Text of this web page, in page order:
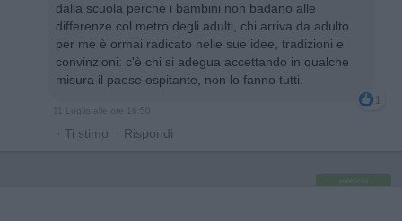
dalla scuola perché i bambini non badano alle
differenze col metro degli adulti, chi arriva da adulto
per me è ormai radicato nelle sue idee, tradizioni e
convinzioni: c'è chi si adegua accettando in qualche
misura il paese ospitante, non lo fanno tutti.
1
11 Luglio alle ore 16:50
· Ti stimo · Rispondi
pubblicità